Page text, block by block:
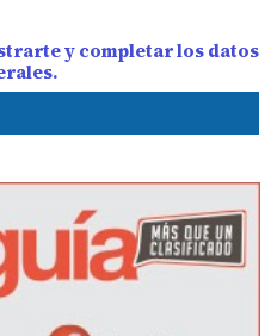
y completar los datos